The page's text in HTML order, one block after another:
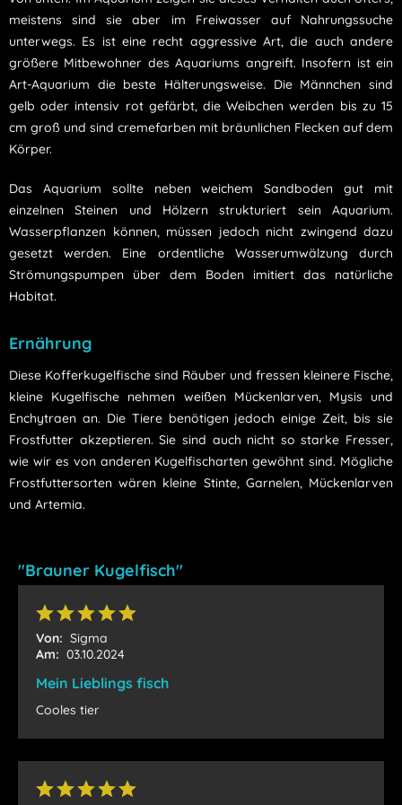
meistens sind sie aber im Freiwasser auf Nahrungssuche
unterwegs. Es ist eine recht aggressive Art, die auch andere
größere Mitbewohner des Aquariums angreift. Insofern ist ein
Art-Aquarium die beste Hälterungsweise. Die Männchen sind
gelb oder intensiv rot gefärbt, die Weibchen werden bis zu 15
cm groß und sind cremefarben mit bräunlichen Flecken auf dem
Körper.
Das Aquarium sollte neben weichem Sandboden gut mit
einzelnen Steinen und Hölzern strukturiert sein Aquarium.
Wasserpflanzen können, müssen jedoch nicht zwingend dazu
gesetzt werden. Eine ordentliche Wasserumwälzung durch
Strömungspumpen über dem Boden imitiert das natürliche
Habitat.
Ernährung
Diese Kofferkugelfische sind Räuber und fressen kleinere Fische,
kleine Kugelfische nehmen weißen Mückenlarven, Mysis und
Enchytraen an. Die Tiere benötigen jedoch einige Zeit, bis sie
Frostfutter akzeptieren. Sie sind auch nicht so starke Fresser,
wie wir es von anderen Kugelfischarten gewöhnt sind. Mögliche
Frostfuttersorten wären kleine Stinte, Garnelen, Mückenlarven
und Artemia.
"Brauner Kugelfisch"
Von: Sigma
Am: 03.10.2024
Mein Lieblings fisch
Cooles tier